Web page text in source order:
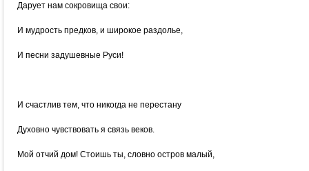
Дарует нам сокровища свои:
И мудрость предков, и широкое раздолье,
И песни задушевные Руси!
И счастлив тем, что никогда не перестану
Духовно чувствовать я связь веков.
Мой отчий дом! Стоишь ты, словно остров малый,